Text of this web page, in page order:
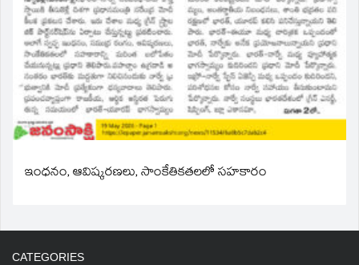
ఇంధనం, ఆవిష్కరణలు, సాంకేతికతలలో సహకారం
CATEGORIES